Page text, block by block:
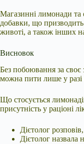
Магазинні лимонади та
добавки, що
животі, а також інших
Висновок
Без побоювання за своє
можна пити лише у разі
Що стосується
присутність у раціоні
Дієтолог
Дієтолог назвала